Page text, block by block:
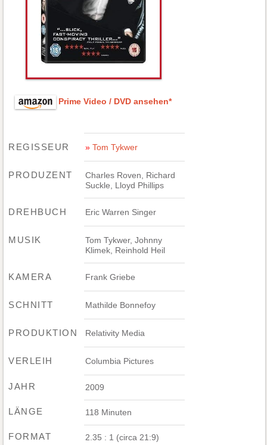
Prime Video / DVD ansehen*
REGISSEUR Tom Tykwer
PRODUZENT
Charles Roven, Richard
Suckle, Lloyd Phillips
DREHBUCH Eric Warren Singer
MUSIK
Tom Tykwer, Johnny
Klimek, Reinhold Heil
KAMERA Frank Griebe
SCHNITT Mathilde Bonnefoy
PRODUKTION Relativity Media
VERLEIH Columbia Pictures
JAHR 2009
LÄNGE 118 Minuten
FORMAT 2.35 : 1 (circa 21:9)